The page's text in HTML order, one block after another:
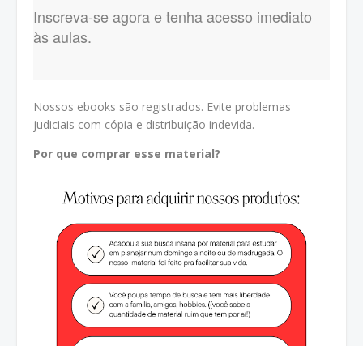
Inscreva-se agora e tenha acesso imediato
às aulas.
Nossos ebooks são registrados. Evite problemas
judiciais com cópia e distribuição indevida.
Por que comprar esse material?